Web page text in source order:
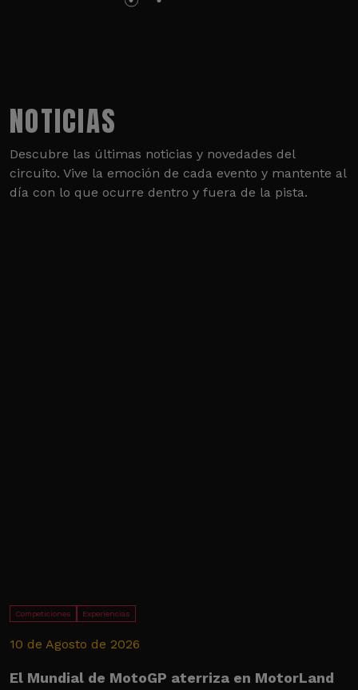
NOTICIAS
Descubre las últimas noticias y novedades del
circuito. Vive la emoción de cada evento y mantente al
día con lo que ocurre dentro y fuera de la pista.
Competiciones Experiencias
10 de Agosto de 2026
El Mundial de MotoGP aterriza en MotorLand